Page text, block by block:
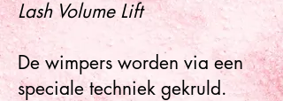
Lash Volume Lift
De wimpers worden via een
speciale techniek gekruld.